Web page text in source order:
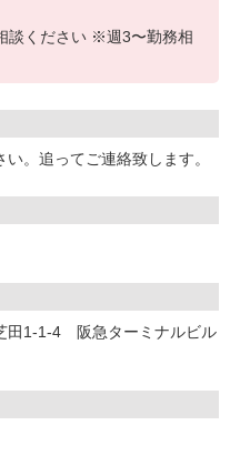
談ください ※週3〜勤務相
。追ってご連絡致します。
田1-1-4 阪急ターミナルビル